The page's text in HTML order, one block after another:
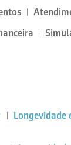
Longevidade